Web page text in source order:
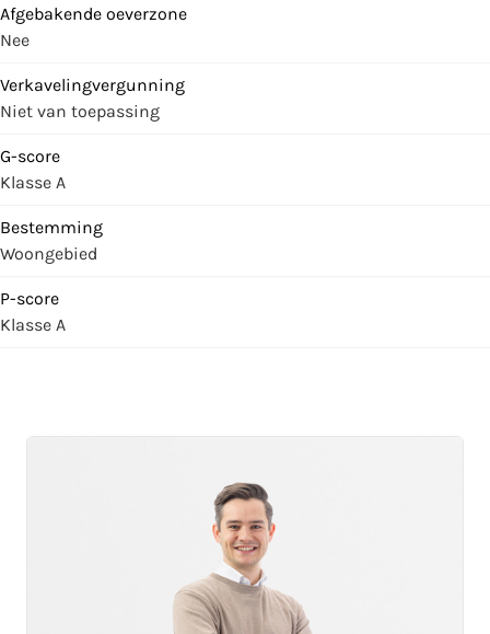
Afgebakende oeverzone
Nee
Verkavelingvergunning
Niet van toepassing
G-score
Klasse A
Bestemming
Woongebied
P-score
Klasse A